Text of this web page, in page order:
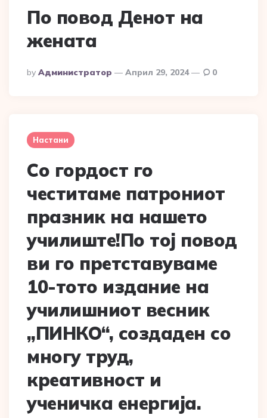
По повод Денот на
жената
Posted
By
By Администратор Април 29, 2024 0
Настани
Со гордост го
честитаме патрониот
празник на нашето
училиште!По тој повод
ви го претставуваме
10-тото издание на
училишниот весник
„ПИНКО“, создаден со
многу труд,
креативност и
ученичка енергија.